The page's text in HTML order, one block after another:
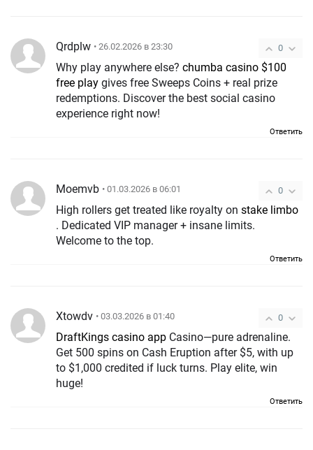
0
Qrdplw • 26.02.2026 в 23:30
Why play anywhere else? chumba casino $100
free play gives free Sweeps Coins + real prize
redemptions. Discover the best social casino
experience right now!
Ответить
0
Moemvb • 01.03.2026 в 06:01
High rollers get treated like royalty on stake limbo
. Dedicated VIP manager + insane limits.
Welcome to the top.
Ответить
0
Xtowdv • 03.03.2026 в 01:40
DraftKings casino app Casino—pure adrenaline.
Get 500 spins on Cash Eruption after $5, with up
to $1,000 credited if luck turns. Play elite, win
huge!
Ответить